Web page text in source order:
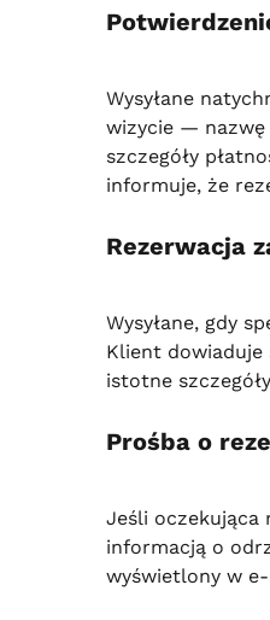
Wysyłane
wizycie — nazwę
szczegóły
informuje, że
Rezerwacja
Wysyłane, gdy
Klient dowiaduje
istotne
Prośba o
Jeśli oczekująca
informacją o
wyświetlony w